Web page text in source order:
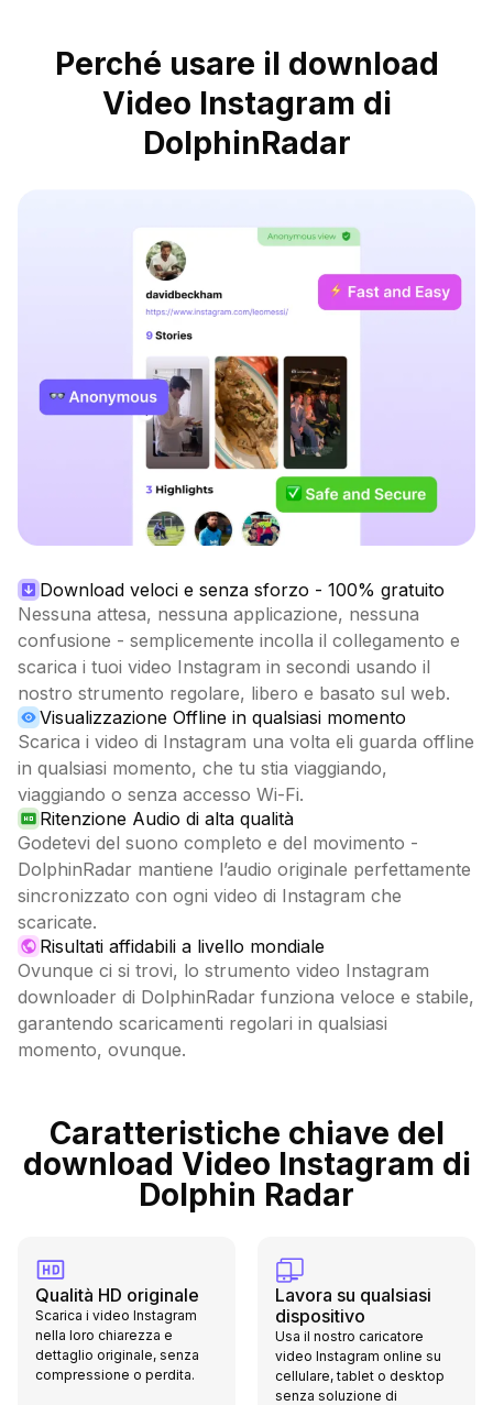
Perché usare il download
Video Instagram di
DolphinRadar
Download veloci e senza sforzo - 100% gratuito
Nessuna attesa, nessuna applicazione, nessuna
confusione - semplicemente incolla il collegamento e
scarica i tuoi video Instagram in secondi usando il
nostro strumento regolare, libero e basato sul web.
Visualizzazione Offline in qualsiasi momento
Scarica i video di Instagram una volta eli guarda offline
in qualsiasi momento, che tu stia viaggiando,
viaggiando o senza accesso Wi-Fi.
Ritenzione Audio di alta qualità
Godetevi del suono completo e del movimento -
DolphinRadar mantiene l’audio originale perfettamente
sincronizzato con ogni video di Instagram che
scaricate.
Risultati affidabili a livello mondiale
Ovunque ci si trovi, lo strumento video Instagram
downloader di DolphinRadar funziona veloce e stabile,
garantendo scaricamenti regolari in qualsiasi
momento, ovunque.
Caratteristiche chiave del
download Video Instagram di
Dolphin Radar
Qualità HD originale
Scarica i video Instagram
nella loro chiarezza e
dettaglio originale, senza
compressione o perdita.
Lavora su qualsiasi
dispositivo
Usa il nostro caricatore
video Instagram online su
cellulare, tablet o desktop
senza soluzione di